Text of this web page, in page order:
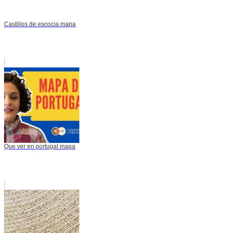
Castillos de escocia mapa
Que ver en portugal mapa